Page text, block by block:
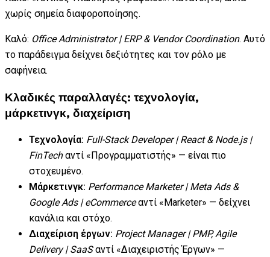
χωρίς σημεία διαφοροποίησης.
Καλό: Office Administrator | ERP & Vendor Coordination. Αυτό
το παράδειγμα δείχνει δεξιότητες και τον ρόλο με
σαφήνεια.
Κλαδικές παραλλαγές: τεχνολογία,
μάρκετινγκ, διαχείριση
Τεχνολογία: Full-Stack Developer | React & Node.js |
FinTechαντί «Προγραμματιστής» — είναι πιο
στοχευμένο.
Μάρκετινγκ: Performance Marketer | Meta Ads &
Google Ads | eCommerceαντί «Marketer» — δείχνει
κανάλια και στόχο.
Διαχείριση έργων: Project Manager | PMP, Agile
Delivery | SaaSαντί «Διαχειριστής Έργων» —